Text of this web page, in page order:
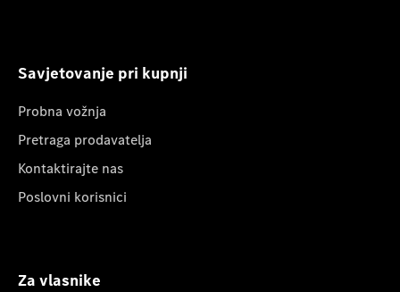
Savjetovanje pri kupnji
Probna vožnja
Pretraga prodavatelja
Kontaktirajte nas
Poslovni korisnici
Za vlasnike